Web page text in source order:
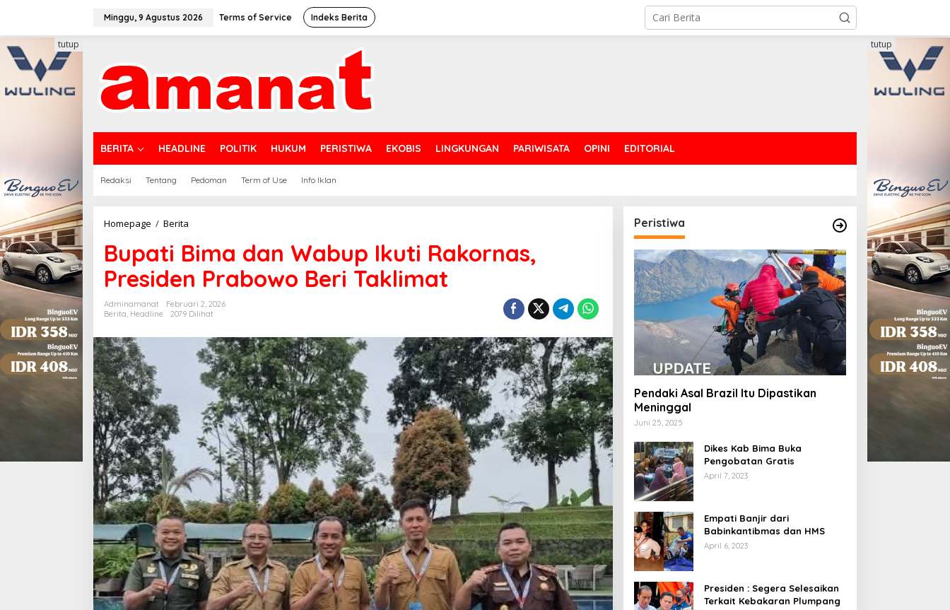
Minggu, 9 Agustus 2026 Terms of Service Indeks Berita
BERITA HEADLINE POLITIK HUKUM PERISTIWA EKOBIS LINGKUNGAN PARIWISATA OPINI EDITORIAL
Redaksi Tentang Pedoman Term of Use Info Iklan
tutup tutup
Homepage / Berita
dan
Wabup
Ikuti
Rakornas,
Presiden
Prabowo
Taklimat
Bupati Bima dan Wabup Ikuti Rakornas,
Presiden Prabowo Beri Taklimat
Adminamanat
Februari 2, 2026
Berita, Headline 2079 Dilihat
Peristiwa
Pendaki Asal Brazil Itu Dipastikan
Meninggal
Juni 25, 2025
Dikes Kab Bima Buka
Pengobatan Gratis
April 7, 2023
Empati Banjir dari
Babinkantibmas dan HMS
April 6, 2023
Presiden : Segera Selesaikan
Terkait Kebakaran Plumpang